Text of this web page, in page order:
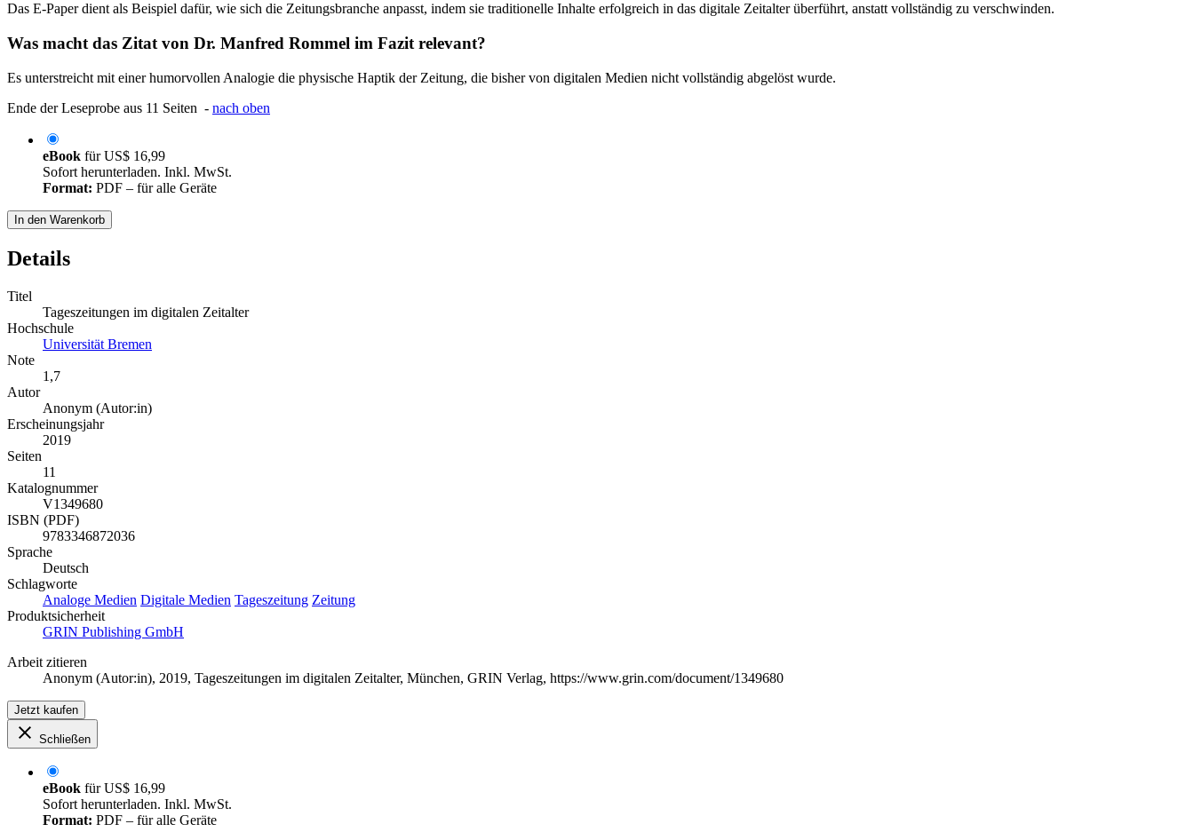
Das E-Paper dient als Beispiel dafür, wie sich die Zeitungsbranche anpasst, indem sie traditionelle Inhalte erfolgreich in das digitale Zeitalter überführt, anstatt vollständig zu verschwinden.
Was macht das Zitat von Dr. Manfred Rommel im Fazit relevant?
Es unterstreicht mit einer humorvollen Analogie die physische Haptik der Zeitung, die bisher von digitalen Medien nicht vollständig abgelöst wurde.
Ende der Leseprobe aus 11 Seiten - nach oben
eBook fürUS$ 16,99
Sofort herunterladen. Inkl. MwSt.
Format: PDF – für alle Geräte
In den Warenkorb
Details
Titel
Tageszeitungen im digitalen Zeitalter
Hochschule
Universität Bremen
Note
1,7
Autor
Anonym (Autor:in)
Erscheinungsjahr
2019
Seiten
11
Katalognummer
V1349680
ISBN (PDF)
9783346872036
Sprache
Deutsch
Schlagworte
Analoge Medien Digitale Medien Tageszeitung Zeitung
Produktsicherheit
GRIN Publishing GmbH
Arbeit zitieren
Anonym (Autor:in), 2019, Tageszeitungen im digitalen Zeitalter, München, GRIN Verlag, https://www.grin.com/document/1349680
Jetzt kaufen
Schließen
eBook fürUS$ 16,99
Sofort herunterladen. Inkl. MwSt.
Format: PDF – für alle Geräte